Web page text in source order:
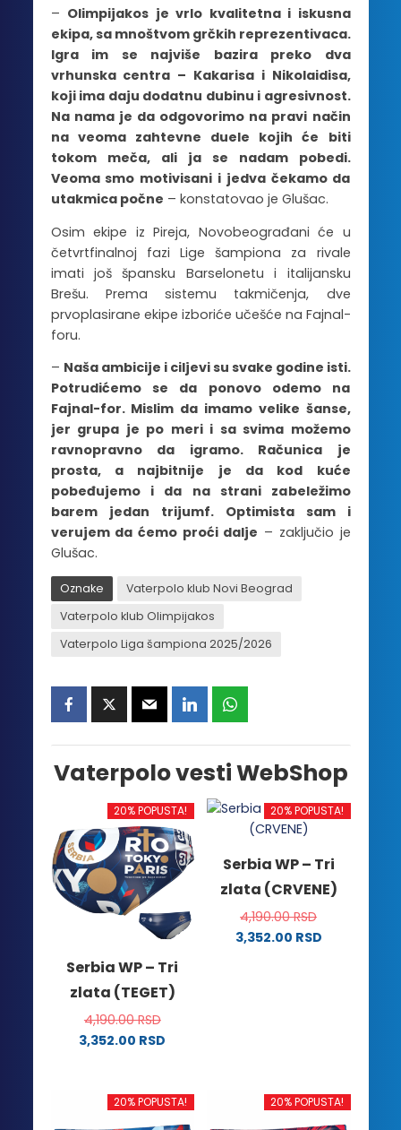
– Olimpijakos je vrlo kvalitetna i iskusna
ekipa, sa mnoštvom grčkih reprezentivaca.
Igra im se najviše bazira preko dva
vrhunska centra – Kakarisa i Nikolaidisa,
koji ima daju dodatnu dubinu i agresivnost.
Na nama je da odgovorimo na pravi način
na veoma zahtevne duele kojih će biti
tokom meča, ali ja se nadam pobedi.
Veoma smo motivisani i jedva čekamo da
utakmica počne – konstatovao je Glušac.
Osim ekipe iz Pireja, Novobeograđani će u
četvrtfinalnoj fazi Lige šampiona za rivale
imati još špansku Barselonetu i italijansku
Brešu. Prema sistemu takmičenja, dve
prvoplasirane ekipe izboriće učešće na Fajnal-
foru.
– Naša ambicije i ciljevi su svake godine isti.
Potrudićemo se da ponovo odemo na
Fajnal-for. Mislim da imamo velike šanse,
jer grupa je po meri i sa svima možemo
ravnopravno da igramo. Računica je
prosta, a najbitnije je da kod kuće
pobeđujemo i da na strani zabeležimo
barem jedan trijumf. Optimista sam i
verujem da ćemo proći dalje – zaključio je
Glušac.
Oznake
Vaterpolo klub Novi Beograd
Vaterpolo klub Olimpijakos
Vaterpolo Liga šampiona 2025/2026
Vaterpolo vesti WebShop
20% POPUSTA!
Serbia WP – Tri
zlata (TEGET)
4,190.00RSD
3,352.00 RSD
ima
20% POPUSTA!
Serbia WP – Tri
zlata (CRVENE)
4,190.00RSD
3,352.00 RSD
biti
izabrane
20% POPUSTA! 20% POPUSTA!